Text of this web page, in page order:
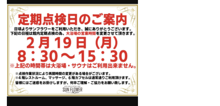
ACCESS アクセス
RESERVATION 宿泊予約
NEWS & BLOG ニュース＆ブログ